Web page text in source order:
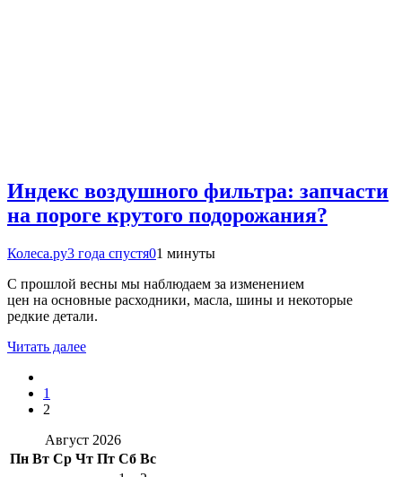
Индекс воздушного фильтра: запчасти
на пороге крутого подорожания?
Колеса.ру3 года спустя01 минуты
С прошлой весны мы наблюдаем за изменением
цен на основные расходники, масла, шины и некоторые
редкие детали.
Читать далее
1
2
Август 2026
Пн Вт Ср Чт Пт Сб Вс